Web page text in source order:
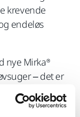
krevende
endeløs
nye Mirka®
– det er
et kompakt